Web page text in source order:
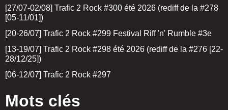
[27/07-02/08] Trafic 2 Rock #300 été 2026 (rediff de la #278
[05-11/01])
[20-26/07] Trafic 2 Rock #299 Festival Riff 'n' Rumble #3e
[13-19/07] Trafic 2 Rock #298 été 2026 (rediff de la #276 [22-
28/12/25])
[06-12/07] Trafic 2 Rock #297
Mots clés